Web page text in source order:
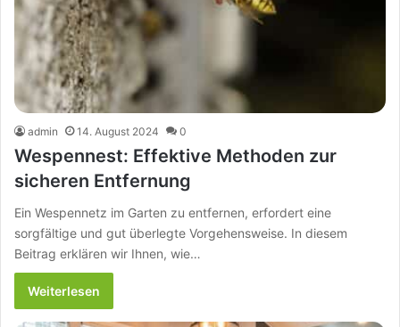
admin 14. August 2024 0
Wespennest: Effektive Methoden zur
sicheren Entfernung
Ein Wespennetz im Garten zu entfernen, erfordert eine
sorgfältige und gut überlegte Vorgehensweise. In diesem
Beitrag erklären wir Ihnen, wie…
Weiterlesen